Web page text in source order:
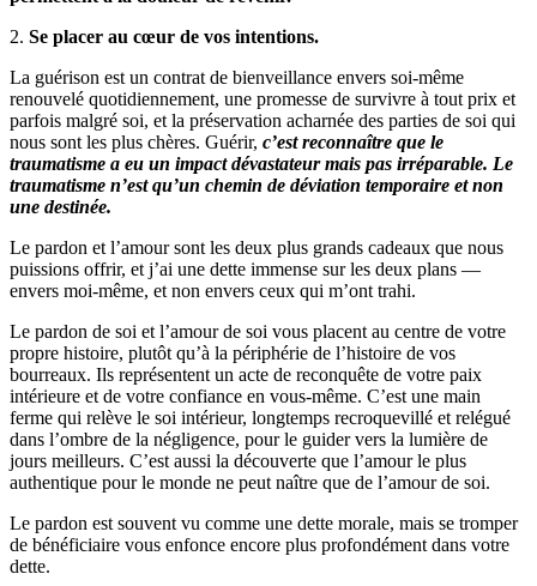
2. Se placer au cœur de vos intentions.
La guérison est un contrat de bienveillance envers soi-même
renouvelé quotidiennement, une promesse de survivre à tout prix et
parfois malgré soi, et la préservation acharnée des parties de soi qui
nous sont les plus chères. Guérir, c’est reconnaître que le
traumatisme a eu un impact dévastateur mais pas irréparable. Le
traumatisme n’est qu’un chemin de déviation temporaire et non
une destinée.
Le pardon et l’amour sont les deux plus grands cadeaux que nous
puissions offrir, et j’ai une dette immense sur les deux plans —
envers moi-même, et non envers ceux qui m’ont trahi.
Le pardon de soi et l’amour de soi vous placent au centre de votre
propre histoire, plutôt qu’à la périphérie de l’histoire de vos
bourreaux. Ils représentent un acte de reconquête de votre paix
intérieure et de votre confiance en vous-même. C’est une main
ferme qui relève le soi intérieur, longtemps recroquevillé et relégué
dans l’ombre de la négligence, pour le guider vers la lumière de
jours meilleurs. C’est aussi la découverte que l’amour le plus
authentique pour le monde ne peut naître que de l’amour de soi.
Le pardon est souvent vu comme une dette morale, mais se tromper
de bénéficiaire vous enfonce encore plus profondément dans votre
dette.